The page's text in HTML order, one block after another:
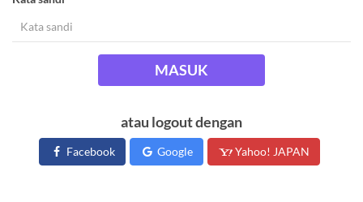
MASUK
atau logout dengan
Facebook Google Yahoo! JAPAN